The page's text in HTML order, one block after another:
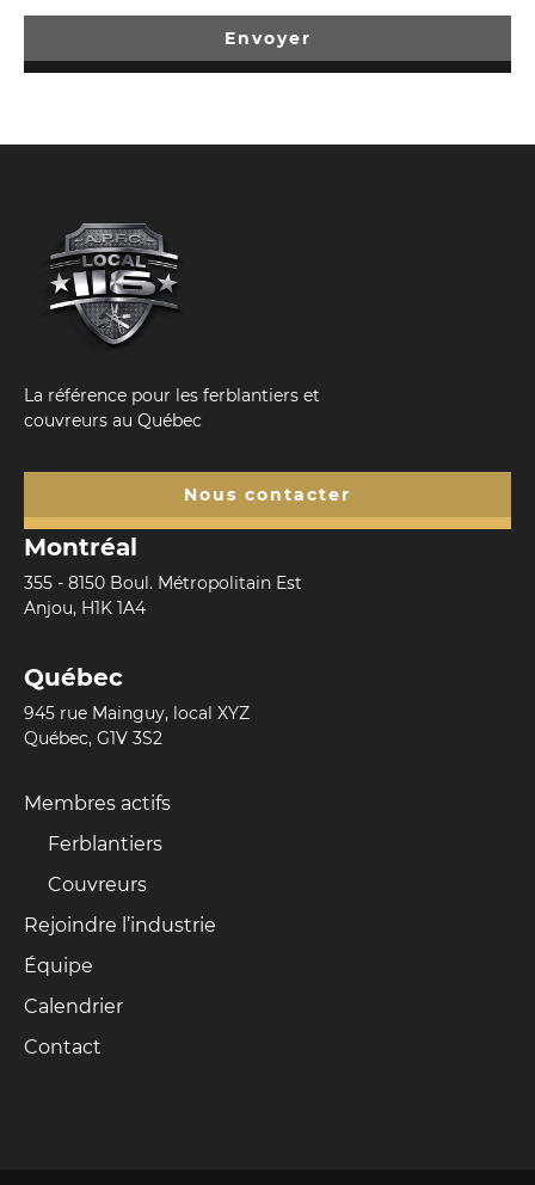
Envoyer
La référence pour les ferblantiers et
couvreurs au Québec
Nous contacter
Montréal
355 - 8150 Boul. Métropolitain Est
Anjou, H1K 1A4
Québec
945 rue Mainguy, local XYZ
Québec, G1V 3S2
Membres actifs
Ferblantiers
Couvreurs
Rejoindre l’industrie
Équipe
Calendrier
Contact